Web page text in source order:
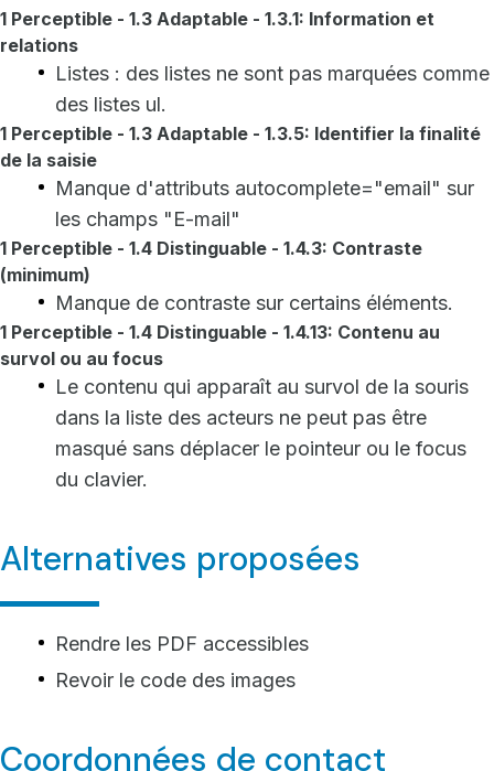
1 Perceptible - 1.3 Adaptable - 1.3.1: Information et
relations
Listes : des listes ne sont pas marquées comme
des listes ul.
1 Perceptible - 1.3 Adaptable - 1.3.5: Identifier la finalité
de la saisie
Manque d'attributs autocomplete="email" sur
les champs "E-mail"
1 Perceptible - 1.4 Distinguable - 1.4.3: Contraste
(minimum)
Manque de contraste sur certains éléments.
1 Perceptible - 1.4 Distinguable - 1.4.13: Contenu au
survol ou au focus
Le contenu qui apparaît au survol de la souris
dans la liste des acteurs ne peut pas être
masqué sans déplacer le pointeur ou le focus
du clavier.
Alternatives proposées
Rendre les PDF accessibles
Revoir le code des images
Coordonnées de contact